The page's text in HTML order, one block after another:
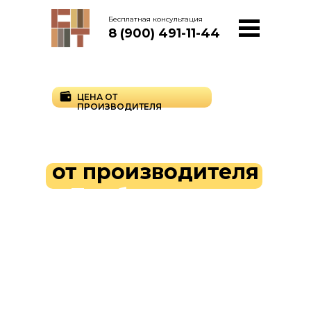
Бесплатная консультация
8 (900) 491-11-44
от производителя
в Тамбове с
ЦЕНА ОТ
ПРОИЗВОДИТЕЛЯ